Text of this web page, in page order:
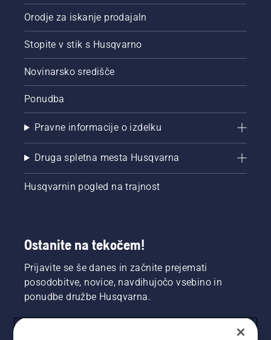
Orodje za iskanje prodajaln
Stopite v stik s Husqvarno
Novinarsko središče
Ponudba
Pravne informacije o izdelku
Druga spletna mesta Husqvarna
Husqvarnin pogled na trajnost
Ostanite na tekočem!
Prijavite se še danes in začnite prejemati
posodobitve, novice, navdihujočo vsebino in
ponudbe družbe Husqvarna.